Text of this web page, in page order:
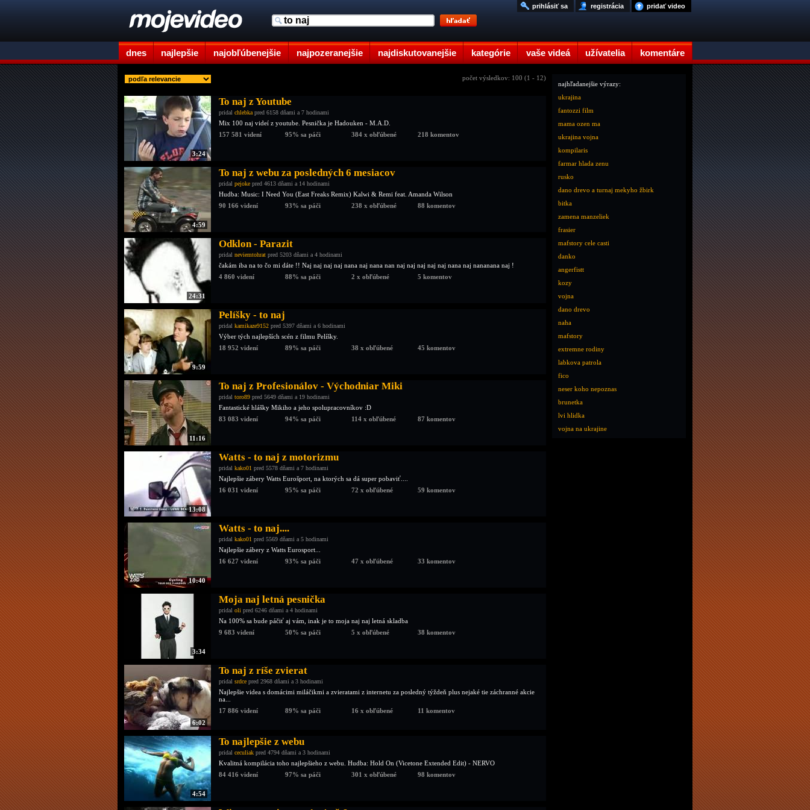
dnes najlepšie najobľúbenejšie najpozeranejšie najdiskutovanejšie kategórie vaše videá užívatelia komentáre
pridať video
registrácia
prihlásiť sa
počet výsledkov: 100 (1 - 12)
3:24
To naj z Youtube
pridal chlebka pred 6158 dňami a 7 hodinami
Mix 100 naj videí z youtube. Pesnička je Hadouken - M.A.D.
157 581 videní
95% sa páči 384 x obľúbené 218 komentov
4:59
To naj z webu za posledných 6 mesiacov
pridal pejoke pred 4613 dňami a 14 hodinami
Hudba: Music: I Need You (East Freaks Remix) Kalwi & Remi feat. Amanda Wilson
90 166 videní
93% sa páči 238 x obľúbené 88 komentov
24:31
Odklon - Parazit
pridal neviemtohrat pred 5203 dňami a 4 hodinami
čakám iba na to čo mi dáte !! Naj naj naj naj nana naj nana nan naj naj naj naj naj nana naj nananana naj !
4 860 videní
88% sa páči 2 x obľúbené 5 komentov
9:59
Pelíšky - to naj
pridal kamikaze9152 pred 5397 dňami a 6 hodinami
Výber tých najlepších scén z filmu Pelíšky.
18 952 videní
89% sa páči 38 x obľúbené 45 komentov
11:16
To naj z Profesionálov - Východniar Miki
pridal toro89 pred 5649 dňami a 19 hodinami
Fantastické hlášky Mikiho a jeho spolupracovníkov :D
83 083 videní
94% sa páči 114 x obľúbené 87 komentov
13:08
Watts - to naj z motorizmu
pridal kako01 pred 5578 dňami a 7 hodinami
Najlepšie zábery Watts Eurošport, na ktorých sa dá super pobaviť....
16 031 videní
95% sa páči 72 x obľúbené 59 komentov
10:40
Watts - to naj....
pridal kako01 pred 5569 dňami a 5 hodinami
Najlepšie zábery z Watts Eurosport...
16 627 videní
93% sa páči 47 x obľúbené 33 komentov
3:34
Moja naj letná pesnička
pridal oli pred 6246 dňami a 4 hodinami
Na 100% sa bude páčiť aj vám, inak je to moja naj naj letná skladba
9 683 videní
50% sa páči 5 x obľúbené 38 komentov
6:02
To naj z ríše zvierat
pridal srdce pred 2968 dňami a 3 hodinami
Najlepšie videa s domácimi miláčikmi a zvieratami z internetu za posledný týždeň plus nejaké tie záchranné akcie
na...
17 886 videní
89% sa páči 16 x obľúbené 11 komentov
4:54
To najlepšie z webu
pridal ceculiak pred 4794 dňami a 3 hodinami
Kvalitná kompilácia toho najlepšieho z webu. Hudba: Hold On (Vicetone Extended Edit) - NERVO
84 416 videní
97% sa páči 301 x obľúbené 98 komentov
najhľadanejšie výrazy:
ukrajina
fantozzi film
mama ozen ma
ukrajina vojna
kompilaris
farmar hlada zenu
rusko
dano drevo a turnaj mekyho žbirk
bitka
zamena manzeliek
frasier
mafstory cele casti
danko
angerfistt
kozy
vojna
dano drevo
naha
mafstory
extremne rodiny
labkova patrola
fico
neser koho nepoznas
brunetka
lvi hlidka
vojna na ukrajine